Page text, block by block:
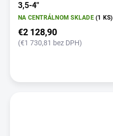
3,5-4"
NA CENTRÁLNOM SKLADE(1 KS)
€2 128,90
(€1 730,81 bez DPH)